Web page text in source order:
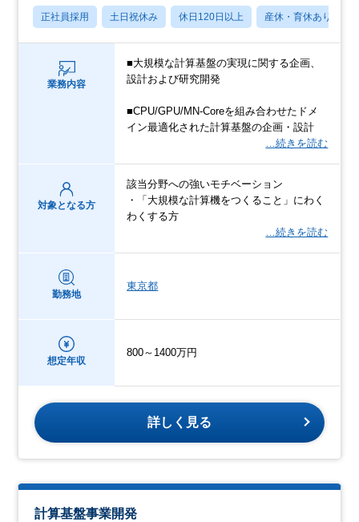
正社員採用 土日祝休み 休日120日以上 産休・育休あり
業務内容
■大規模な計算基盤の実現に関する企画、
設計および研究開発
■CPU/GPU/MN-Coreを組み合わせたドメ
イン最適化された計算基盤の企画・設計
…続きを読む
対象となる方
該当分野への強いモチベーション
・「大規模な計算機をつくること」にわく
わくする方
…続きを読む
勤務地
東京都
想定年収
800～1400万円
詳しく見る
計算基盤事業開発